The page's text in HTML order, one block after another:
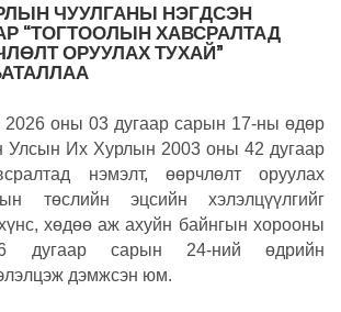
ЧУУЛГАНЫ НЭГДСЭН
“ТОГТООЛЫН ХАВСРАЛТАД
ОРУУЛАХ ТУХАЙ”
2026 оны 03 дугаар сарын 17-ны өдөр
Улсын Их Хурлын 2003 оны 42 дугаар
нэмэлт, өөрчлөлт оруулах
төслийн эцсийн хэлэлцүүлгийг
хөдөө аж ахуйн байнгын хорооны
сарын 24-ний өдрийн
дэмжсэн юм.